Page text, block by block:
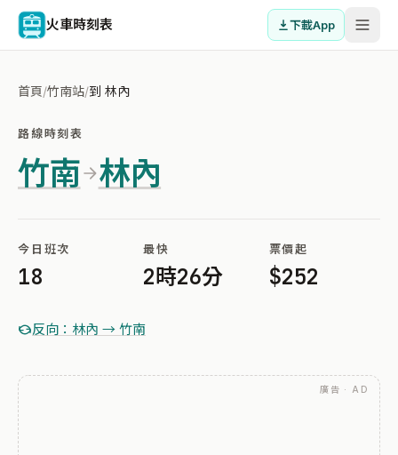
火車時刻表 下載App
首頁/竹南站/到 林內
路線時刻表
竹南 林內
今日班次
18
最快
2時26分
票價起
$252
反向：林內 → 竹南
廣告 · AD